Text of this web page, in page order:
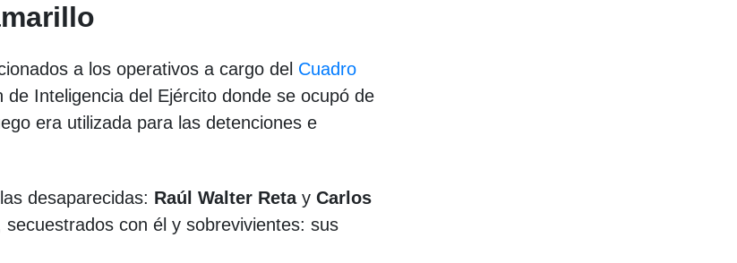
a los operativos a cargo del Cuadro
Inteligencia del Ejército donde se ocupó de
era utilizada para las detenciones e
desaparecidas: Raúl Walter Retay Carlos
con él y sobrevivientes: sus